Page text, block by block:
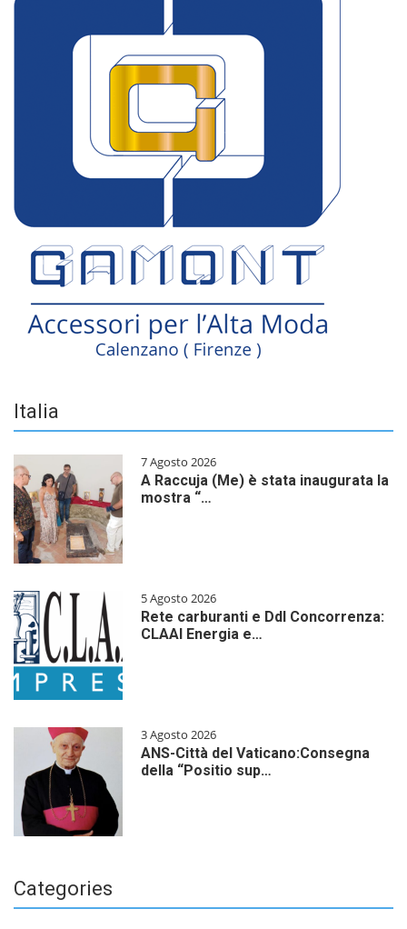
Italia
7 Agosto 2026
A Raccuja (Me) è stata inaugurata la
mostra “…
5 Agosto 2026
Rete carburanti e Ddl Concorrenza:
CLAAI Energia e…
3 Agosto 2026
ANS-Città del Vaticano:Consegna
della “Positio sup…
Categories